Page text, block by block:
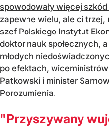
spowodowały więcej
zapewne wielu, ale ci trzej,
szef Polskiego Instytut
doktor nauk społecznych,
młodych
po efektach,
Patkowski i minister
Porozumienia.
"Przyszywany